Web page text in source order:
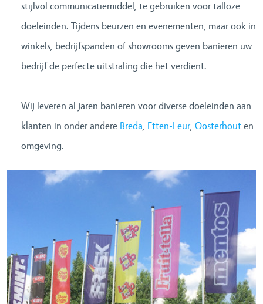
stijlvol communicatiemiddel, te gebruiken voor talloze
doeleinden. Tijdens beurzen en evenementen, maar ook in
winkels, bedrijfspanden of showrooms geven banieren uw
bedrijf de perfecte uitstraling die het verdient.
Wij leveren al jaren banieren voor diverse doeleinden aan
klanten in onder andere Breda, Etten-Leur, Oosterhout en
omgeving.
HOME
OVER ONS
PROJECTEN